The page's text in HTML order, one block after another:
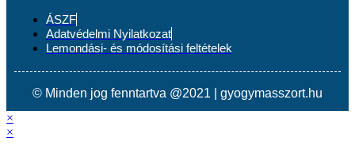
ÁSZF
Adatvédelmi Nyilatkozat
Lemondási- és módosítási feltételek
© Minden jog fenntartva @2021 | gyogymasszort.hu
×
×